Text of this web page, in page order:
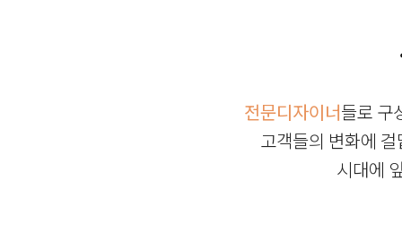
전문디자이너들로 구
고객들의 변화에
시대에